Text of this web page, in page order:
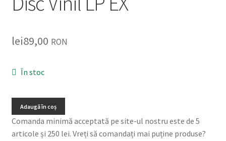
lei89,00 RON
În stoc
Adaugă în coș
Comanda minimă acceptată pe site-ul nostru este de 5
articole și 250 lei. Vreți să comandați mai puține produse?